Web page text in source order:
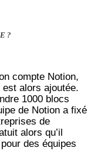
?
compte Notion,
est alors ajoutée.
1000 blocs
de Notion a fixé
de
alors qu’il
des équipes